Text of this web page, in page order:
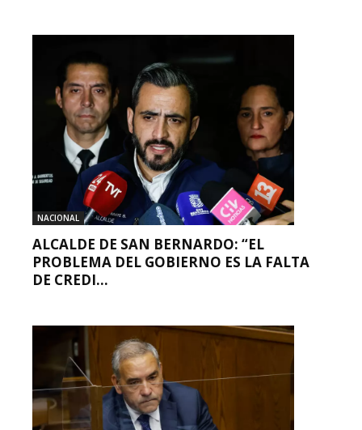
NACIONAL
ALCALDE DE SAN BERNARDO: “EL
PROBLEMA DEL GOBIERNO ES LA FALTA
DE CREDI...